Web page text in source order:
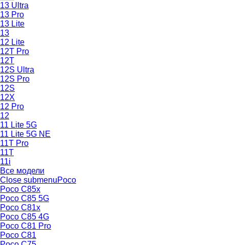
13 Ultra
13 Pro
13 Lite
13
12 Lite
12T Pro
12T
12S Ultra
12S Pro
12S
12X
12 Pro
12
11 Lite 5G
11 Lite 5G NE
11T Pro
11T
11i
Все модели
Close submenuPoco
Poco C85x
Poco C85 5G
Poco C81x
Poco C85 4G
Poco C81 Pro
Poco C81